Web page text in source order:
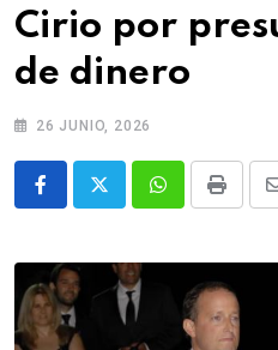
Cirio por
de dinero
26 JUNIO, 2026
WhatsappPrint